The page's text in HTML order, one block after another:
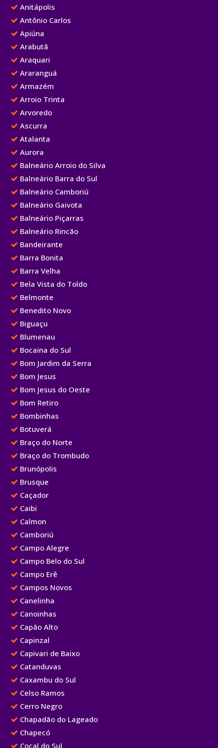
Anitápolis
Antônio Carlos
Apiúna
Arabutã
Araquari
Araranguá
Armazém
Arroio Trinta
Arvoredo
Ascurra
Atalanta
Aurora
Balneário Arroio do Silva
Balneário Barra do Sul
Balneário Camboriú
Balneário Gaivota
Balneário Piçarras
Balneário Rincão
Bandeirante
Barra Bonita
Barra Velha
Bela Vista do Toldo
Belmonte
Benedito Novo
Biguaçu
Blumenau
Bocaina do Sul
Bom Jardim da Serra
Bom Jesus
Bom Jesus do Oeste
Bom Retiro
Bombinhas
Botuverá
Braço do Norte
Braço do Trombudo
Brunópolis
Brusque
Caçador
Caibi
Calmon
Camboriú
Campo Alegre
Campo Belo do Sul
Campo Erê
Campos Novos
Canelinha
Canoinhas
Capão Alto
Capinzal
Capivari de Baixo
Catanduvas
Caxambu do Sul
Celso Ramos
Cerro Negro
Chapadão do Lageado
Chapecó
Cocal do Sul